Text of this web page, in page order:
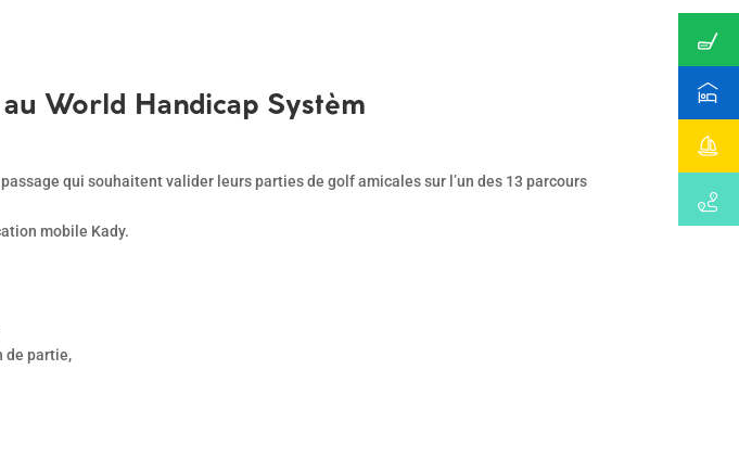
World Handicap Systèm
qui souhaitent valider leurs parties de golf amicales sur l’un des 13 parcours
mobile Kady.
de partie,